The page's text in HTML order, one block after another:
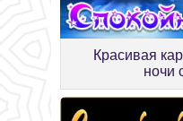
Красивая
ночи